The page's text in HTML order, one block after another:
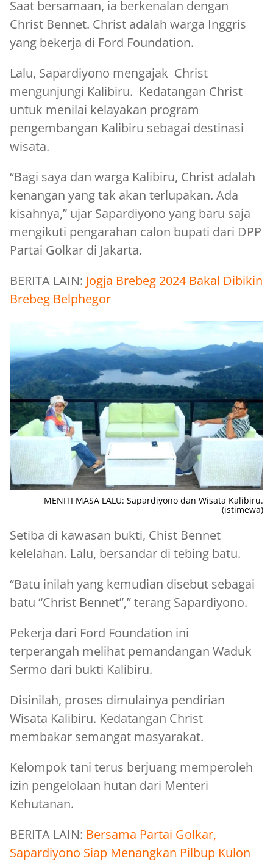
Saat bersamaan, ia berkenalan dengan
Christ Bennet. Christ adalah warga Inggris
yang bekerja di Ford Foundation.
Lalu, Sapardiyono mengajak Christ
mengunjungi Kalibiru. Kedatangan Christ
untuk menilai kelayakan program
pengembangan Kalibiru sebagai destinasi
wisata.
“Bagi saya dan warga Kalibiru, Christ adalah
kenangan yang tak akan terlupakan. Ada
kisahnya,” ujar Sapardiyono yang baru saja
mengikuti pengarahan calon bupati dari DPP
Partai Golkar di Jakarta.
BERITA LAIN: Jogja Brebeg 2024 Bakal Dibikin
Brebeg Belphegor
MENITI MASA LALU: Sapardiyono dan Wisata Kalibiru.
(istimewa)
Setiba di kawasan bukti, Chist Bennet
kelelahan. Lalu, bersandar di tebing batu.
“Batu inilah yang kemudian disebut sebagai
batu “Christ Bennet”,” terang Sapardiyono.
Pekerja dari Ford Foundation ini
terperangah melihat pemandangan Waduk
Sermo dari bukti Kalibiru.
Disinilah, proses dimulainya pendirian
Wisata Kalibiru. Kedatangan Christ
membakar semangat masyarakat.
Kelompok tani terus berjuang memperoleh
izin pengelolaan hutan dari Menteri
Kehutanan.
BERITA LAIN: Bersama Partai Golkar,
Sapardiyono Siap Menangkan Pilbup Kulon